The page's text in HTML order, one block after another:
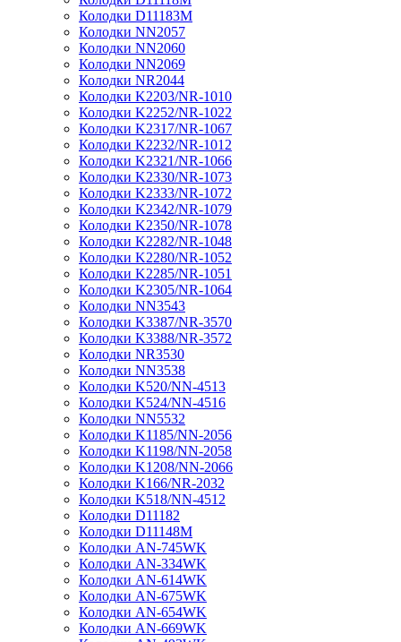
Колодки D11183M
Колодки NN2057
Колодки NN2060
Колодки NN2069
Колодки NR2044
Колодки K2203/NR-1010
Колодки K2252/NR-1022
Колодки K2317/NR-1067
Колодки K2232/NR-1012
Колодки K2321/NR-1066
Колодки K2330/NR-1073
Колодки K2333/NR-1072
Колодки K2342/NR-1079
Колодки K2350/NR-1078
Колодки K2282/NR-1048
Колодки K2280/NR-1052
Колодки K2285/NR-1051
Колодки K2305/NR-1064
Колодки NN3543
Колодки K3387/NR-3570
Колодки K3388/NR-3572
Колодки NR3530
Колодки NN3538
Колодки K520/NN-4513
Колодки K524/NN-4516
Колодки NN5532
Колодки K1185/NN-2056
Колодки K1198/NN-2058
Колодки K1208/NN-2066
Колодки K166/NR-2032
Колодки K518/NN-4512
Колодки D11182
Колодки D11148M
Колодки AN-745WK
Колодки AN-334WK
Колодки AN-614WK
Колодки AN-675WK
Колодки AN-654WK
Колодки AN-669WK